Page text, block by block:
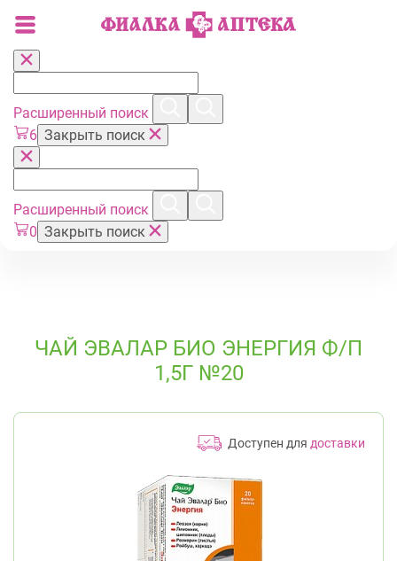
Расширенный поиск
6 Закрыть поиск
Расширенный поиск
0 Закрыть поиск
ЧАЙ ЭВАЛАР БИО ЭНЕРГИЯ Ф/П
1,5Г №20
Доступен для доставки